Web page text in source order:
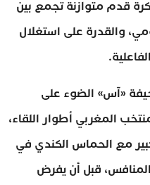
قدم متوازنة تجمع بين
والقدرة على استغلال
«آس» الضوء على
المغربي أطوار اللقاء،
مع الحماس الكندي في
قبل أن يفرض